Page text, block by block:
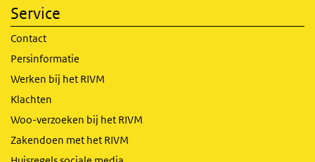
Service
Contact
Persinformatie
Werken bij het RIVM
Klachten
Woo-verzoeken bij het RIVM
Zakendoen met het RIVM